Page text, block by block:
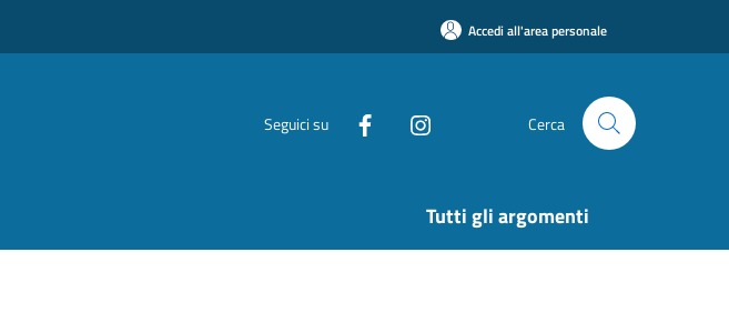
Accedi all'area personale
Seguici su Cerca
Tutti gli argomenti